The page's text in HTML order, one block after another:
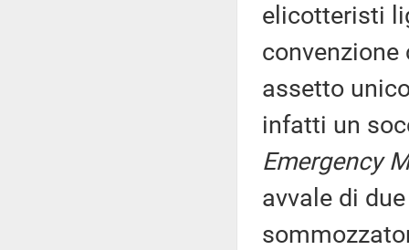
elicotteristi
convenzione
assetto
infatti un
Emergency
avvale di